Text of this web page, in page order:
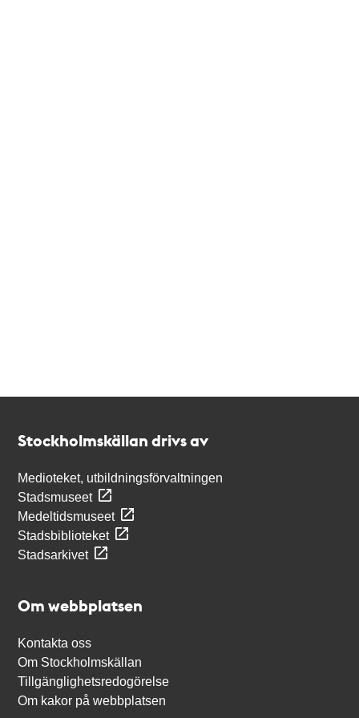
Stockholmskällan drivs av
Medioteket, utbildningsförvaltningen
Stadsmuseet
Medeltidsmuseet
Stadsbiblioteket
Stadsarkivet
Om webbplatsen
Kontakta oss
Om Stockholmskällan
Tillgänglighetsredogörelse
Om kakor på webbplatsen